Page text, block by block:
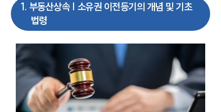
1. 부동산상속 | 소유권 이전등기의 개념 및 기초
법령